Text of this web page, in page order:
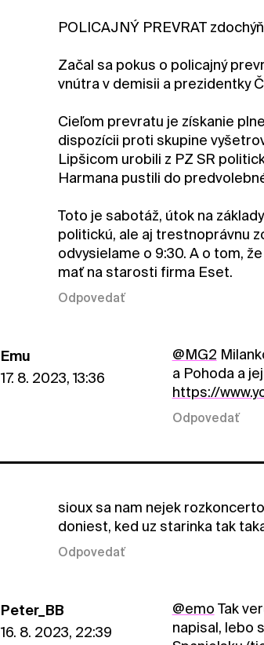
POLICAJNÝ PREVRAT
Začal sa pokus o policajný
vnútra v demisii a prezidentky
Cieľom prevratu je získanie
dispozícii proti skupine
Lipšicom urobili z PZ SR
Harmana pustili do
Toto je sabotáž, útok na
politickú, ale aj trestnoprávnu
odvysielame o 9:30. A o tom,
mať na starosti firma Eset.
Odpovedať
Emu
17. 8. 2023, 13:36
@MG2
a Pohoda a
https://
Odpovedať
sioux sa nam nejek
doniest, ked uz starinka tak
Odpovedať
Peter_BB
16. 8. 2023, 22:39
@emo Tak
napisal, lebo